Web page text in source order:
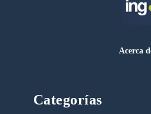
Acerca
Categorías